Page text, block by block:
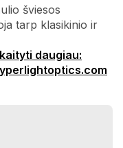
šviesos
tarp klasikinio ir
daugiau: